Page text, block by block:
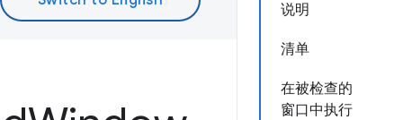
说明
清单
在被检查的
窗口中执行